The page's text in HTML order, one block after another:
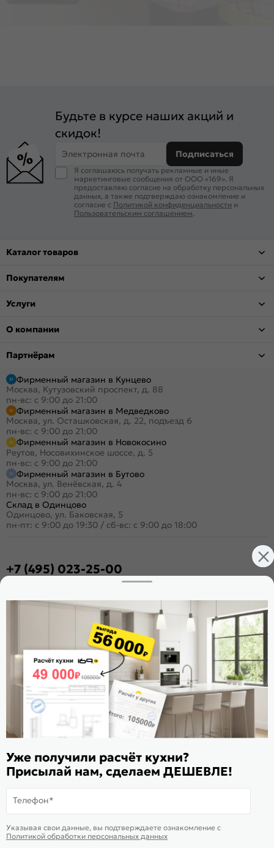
Будьте в курсе наших акций и
скидок!
Электронная почта Подписаться
Я соглашаюсь получать рекламные и иные
маркетинговые сообщения от ООО «169». Я
предоставляю согласие на обработку персональных
данных, а также подтверждаю ознакомление и
согласие с Политикой конфиденциальности и
Пользовательским соглашением.
Каталог товаров
Покупателям
Услуги
О компании
Партнёрам
Фирменный магазин в Кунцево
Москва, Кутузовский проспект, д. 88
пн-вс: с 9:00 до 21:00
Фирменный магазин в Медведково
Москва, ул. Осташковская, д. 22, подъезд 6
пн-вс: с 9:00 до 21:00
Фирменный магазин в Новокосино
Реутов, Носовихинское шоссе, д. 5
пн-вс: с 9:00 до 21:00
Фирменный магазин в Бутово
Москва, ул. Венёвская, д. 4
пн-вс: с 9:00 до 21:00
Склад в Одинцово
Одинцово, ул. Баковская, 5
пн-пт: с 9:00 до 19:30 / сб-вс: с 9:00 до 18:00
+7 (495) 023-25-00
Стать дилером
Расскажите о нас
Поделиться
Оцените магазин
ИКС 1180
© 2015—2026 Интернет-магазин мебели Mebel169.ru
Пользовательское соглашение
Карта сайта
технологии
Уже получили расчёт кухни?
Присылай нам, сделаем ДЕШЕВЛЕ!
Телефон*
Указывая свои данные, вы подтверждаете ознакомление c
Политикой обработки персональных данных